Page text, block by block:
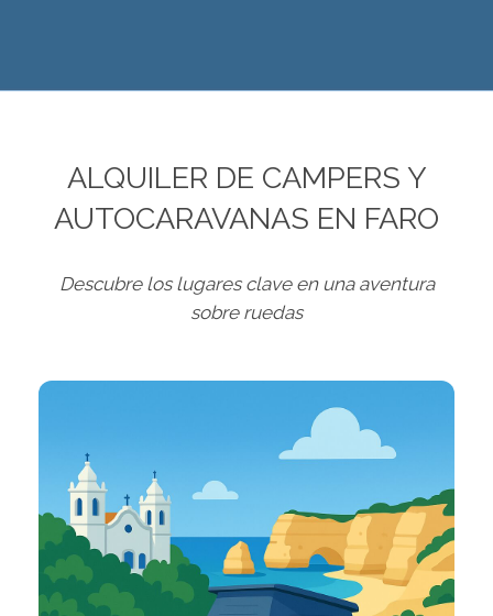
ALQUILER DE CAMPERS Y
AUTOCARAVANAS EN FARO
Descubre los lugares clave en una aventura
sobre ruedas